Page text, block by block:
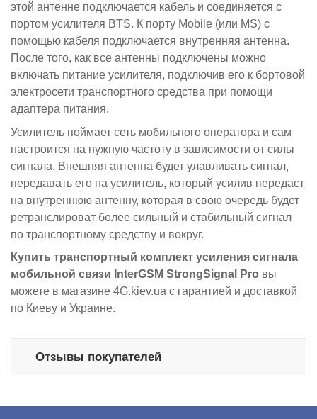
этой антенне подключается кабель и соединяется с
портом усилителя BTS. К порту Mobile (или MS) с
помощью кабеля подключается внутренняя антенна.
После того, как все антенны подключены можно
включать питание усилителя, подключив его к бортовой
электросети транспортного средства при помощи
адаптера питания.
Усилитель поймает сеть мобильного оператора и сам
настроится на нужную частоту в зависимости от силы
сигнала. Внешняя антенна будет улавливать сигнал,
передавать его на усилитель, который усилив передаст
на внутреннюю антенну, которая в свою очередь будет
ретранслироват более сильный и стабильный сигнал
по транспортному средству и вокруг.
Купить транспортный комплект усиления сигнала
мобильной связи InterGSM StrongSignal Pro вы
можете в магазине 4G.kiev.ua с гарантией и доставкой
по Киеву и Украине.
Отзывы покупателей